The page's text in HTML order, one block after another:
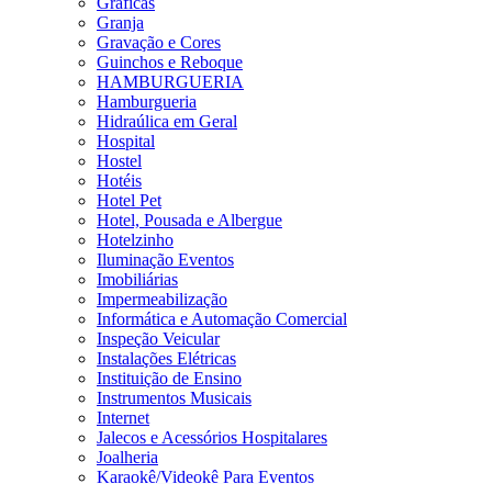
Granja
Gravação e Cores
Guinchos e Reboque
HAMBURGUERIA
Hamburgueria
Hidraúlica em Geral
Hospital
Hostel
Hotéis
Hotel Pet
Hotel, Pousada e Albergue
Hotelzinho
Iluminação Eventos
Imobiliárias
Impermeabilização
Informática e Automação Comercial
Inspeção Veicular
Instalações Elétricas
Instituição de Ensino
Instrumentos Musicais
Internet
Jalecos e Acessórios Hospitalares
Joalheria
Karaokê/Videokê Para Eventos